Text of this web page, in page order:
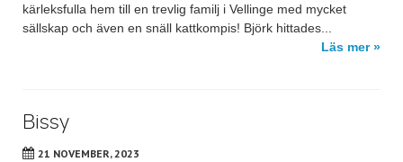
kärleksfulla hem till en trevlig familj i Vellinge med mycket
sällskap och även en snäll kattkompis! Björk hittades...
Läs mer »
Bissy
21 NOVEMBER, 2023